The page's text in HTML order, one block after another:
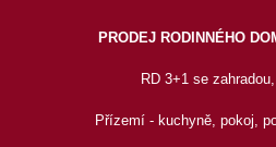
PRODEJ RODINNÉHO
RD 3+1 se
Přízemí - kuchyně, pokoj,